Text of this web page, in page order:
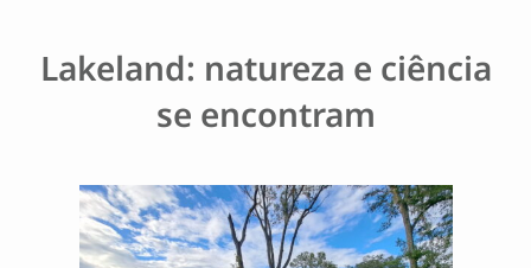
Lakeland: natureza e ciência
se encontram